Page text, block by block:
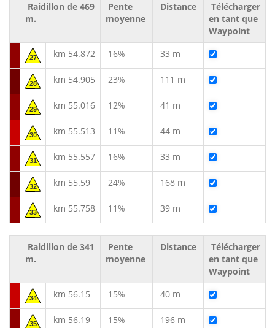
Raidillon de 469
m.
Pente
moyenne
Distance
Télécharger
en tant que
Waypoint
27 km 54.872 16% 33 m
28 km 54.905 23% 111 m
29 km 55.016 12% 41 m
30 km 55.513 11% 44 m
31 km 55.557 16% 33 m
32 km 55.59 24% 168 m
33 km 55.758 11% 39 m
Raidillon de 341
m.
Pente
moyenne
Distance
Télécharger
en tant que
Waypoint
34 km 56.15 15% 40 m
35 km 56.19 15% 196 m